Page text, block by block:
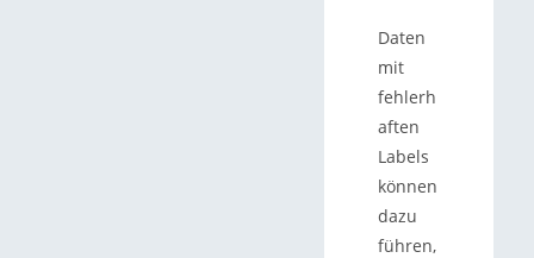
Daten
mit
fehlerh
aften
Labels
können
dazu
führen,